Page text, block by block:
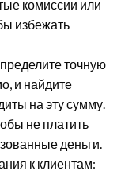
комиссии или
избежать
точную
и найдите
на эту сумму.
не платить
деньги.
к клиентам: